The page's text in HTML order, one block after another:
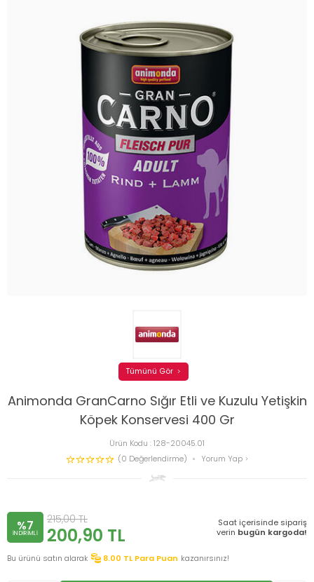
Animonda GranCarno Sığır Etli ve Kuzulu Yetişkin
Köpek Konservesi 400 Gr
Ürün Kodu :128-20045.01
(0 Değerlendirme)
Yorum Yap
Tümünü Gör
%7
INDIRIMLI
215,00TL
200,90 TL
Saat içerisinde sipariş
verin bugün kargoda!
Bu ürünü satın alarak 8.00 TL Para Puan kazanırsınız!